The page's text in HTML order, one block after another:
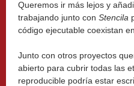
Queremos ir más lejos y
trabajando junto con Stencila
código ejecutable coexistan
Junto con otros proyectos
abierto para cubrir todas las
reproducible podría estar